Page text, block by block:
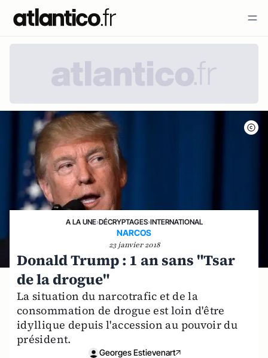
A LA UNE›DÉCRYPTAGES›INTERNATIONAL
NARCOS
23 janvier 2018
Donald Trump : 1 an sans "Tsar
de la drogue"
La situation du narcotrafic et de la
consommation de drogue est loin d'être
idyllique depuis l'accession au pouvoir du
président.
Georges Estievenart